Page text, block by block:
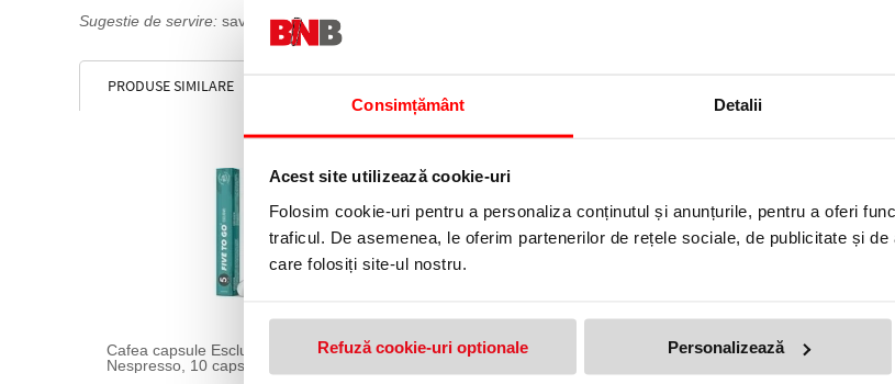
Consimțământ Detalii
Acest site utilizează cookie-uri
Folosim cookie-uri pentru a personaliza conținutul și anunțurile, pentru a oferi
traficul. De asemenea, le oferim partenerilor de rețele sociale, de publicitate și
care folosiți site-ul nostru.
Refuză cookie-uri optionale Personalizează
Sugestie de servire: savurează simplu sau cu puțin zahăr brun pentru un gust echilibrat și rafinat.
PRODUSE SIMILARE
Cafea capsule Esclusivo, compatibile
Nespresso, 10 capsule, 5 to go
Cafea capsule Urban Crema,
Cafea capsule